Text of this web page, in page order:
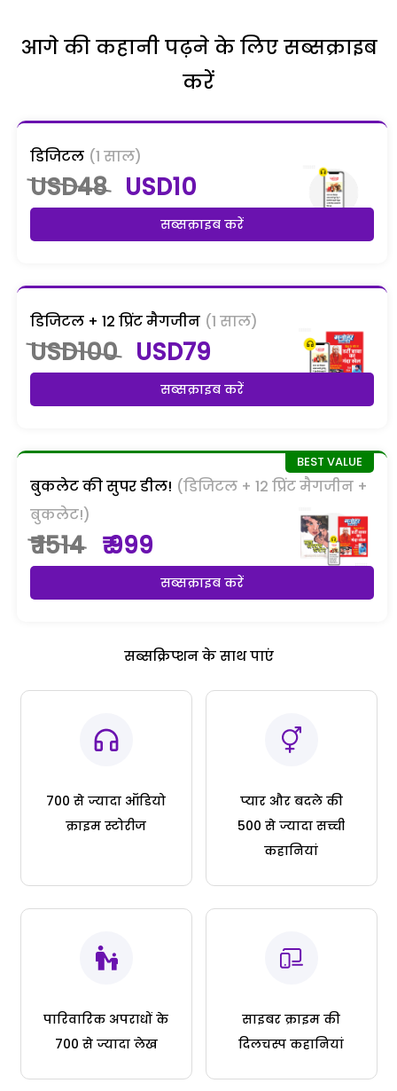
आगे की कहानी पढ़ने के लिए सब्सक्राइब
करें
डिजिटल (1 साल)
USD48 USD10
सब्सक्राइब करें
डिजिटल + 12 प्रिंट मैगजीन (1 साल)
USD100 USD79
सब्सक्राइब करें
बुकलेट की सुपर डील! (डिजिटल + 12 प्रिंट मैगजीन +
बुकलेट!)
₹ 1514 ₹ 999
सब्सक्राइब करें
सब्सक्रिप्शन के साथ पाएं
700 से ज्यादा ऑडियो
क्राइम स्टोरीज
प्यार और बदले की
500 से ज्यादा सच्ची
कहानियां
पारिवारिक अपराधों के
700 से ज्यादा लेख
साइबर क्राइम की
दिलचस्प कहानियां